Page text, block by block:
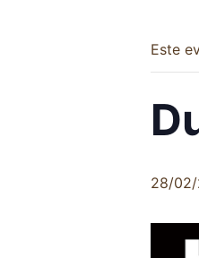
Este
28/02/